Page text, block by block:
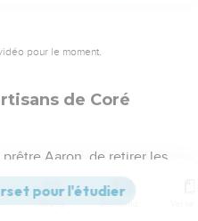
pour le moment.
de Coré
prêtre Aaron, de retirer les
disperser leurs braises au
Strong